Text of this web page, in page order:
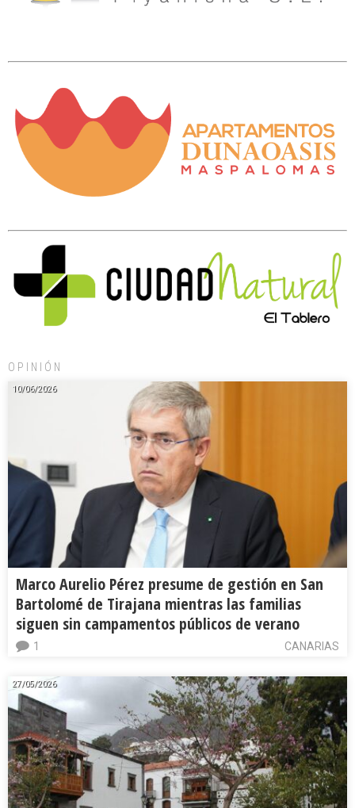
OPINIÓN
10/06/2026
Marco Aurelio Pérez presume de gestión en San
Bartolomé de Tirajana mientras las familias
siguen sin campamentos públicos de verano
CANARIAS
1
27/05/2026